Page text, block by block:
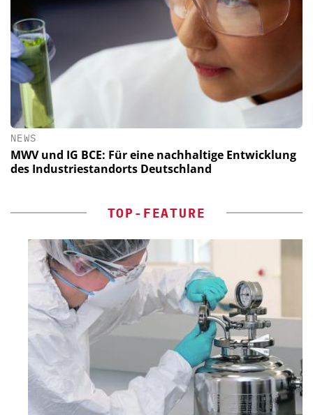
NEWS
MWV und IG BCE: Für eine nachhaltige Entwicklung
des Industriestandorts Deutschland
TOP-FEATURE